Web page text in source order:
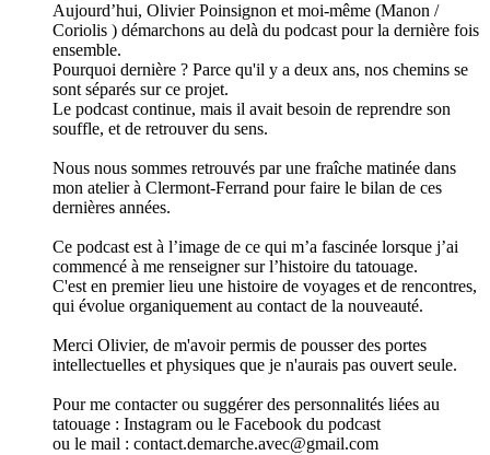
Aujourd’hui, Olivier Poinsignon et moi-même (Manon /
Coriolis ) démarchons au delà du podcast pour la dernière fois
ensemble.
Pourquoi dernière ? Parce qu'il y a deux ans, nos chemins se
sont séparés sur ce projet.
Le podcast continue, mais il avait besoin de reprendre son
souffle, et de retrouver du sens.
Nous nous sommes retrouvés par une fraîche matinée dans
mon atelier à Clermont-Ferrand pour faire le bilan de ces
dernières années.
Ce podcast est à l’image de ce qui m’a fascinée lorsque j’ai
commencé à me renseigner sur l’histoire du tatouage.
C'est en premier lieu une histoire de voyages et de rencontres,
qui évolue organiquement au contact de la nouveauté.
Merci Olivier, de m'avoir permis de pousser des portes
intellectuelles et physiques que je n'aurais pas ouvert seule.
Pour me contacter ou suggérer des personnalités liées au
tatouage : Instagram ou le Facebook du podcast
ou le mail : contact.demarche.avec@gmail.com